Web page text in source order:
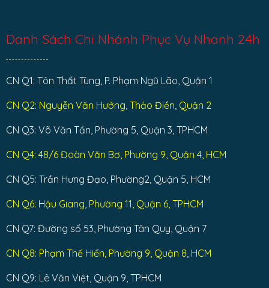
Danh Sách Chi Nhánh Phục Vụ Nhanh 24h
CN Q1: Tôn Thất Tùng, P. Phạm Ngũ Lão, Quận 1
CN Q2: Nguyễn Văn Hưởng, Thảo Điền, Quận 2
CN Q3: Võ Văn Tần, Phường 5, Quận 3, TPHCM
CN Q4: 48/6 Đoàn Văn Bơ, Phường 9, Quận 4, HCM
CN Q5: Trần Hưng Đạo, Phường2, Quận 5, HCM
CN Q6: Hậu Giang, Phường 11, Quận 6, TPHCM
CN Q7: Đường số 53, Phường Tân Quy, Quận 7
CN Q8: Phạm Thế Hiển, Phường 9, Quận 8, HCM
CN Q9: Lê Văn Việt, Quận 9, TPHCM